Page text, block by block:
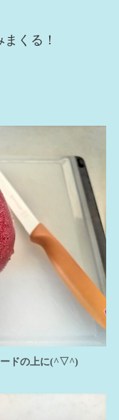
くる！
ードの上に(^▽^)